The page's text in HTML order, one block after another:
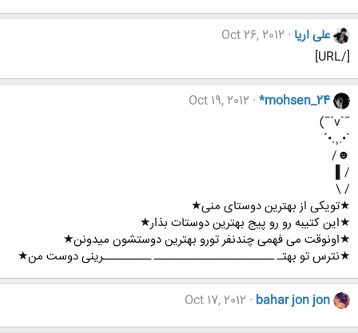
علی اریا Oct 26, 2012
[/URL]
*mohsen_24
Oct 19, 2012
¯`v´¯)
`•.¸.•´
☻/
/▌
/ \
★تویکی از بهترین دوستای منی★
★این کتیبه رو رو پیج بهترین دوستات بذار★
★اونوقت می فهمی چندنفر تورو بهترین دوستشون میدونن★
★نترس تو بهتـ ـــــــــــــــــــــــــ ــــــــــرینی دوست من★
bahar jon jon
Oct 17, 2012